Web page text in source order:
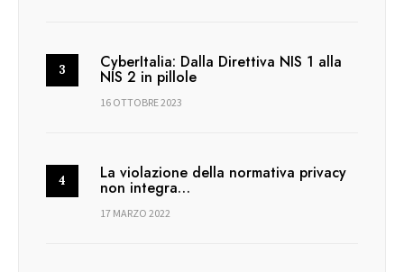
CyberItalia: Dalla Direttiva NIS 1 alla
NIS 2 in pillole
16 OTTOBRE 2023
La violazione della normativa privacy
non integra…
17 MARZO 2022